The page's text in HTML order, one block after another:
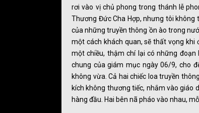
rơi vào vị chủ phong trong thánh lễ
Thương Đức Cha Hợp, nhưng tôi không
của những truyền thông ồn ào trong
một cách khách quan, sẽ thất vọng
một chiều, thậm chí lại có những
chung của giám mục ngày 06/9, cho
không vừa. Cả hai chiếc loa truyền
kích không thương tiếc, nhắm vào giáo
hàng đầu. Hai bên nã pháo vào nhau,